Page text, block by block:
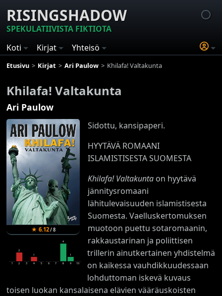
RISINGSHADOW
SPEKULATIIVISTA FIKTIOTA
Koti
Kirjat Yhteisö
Etusivu Kirjat Ari Paulow Khilafa! Valtakunta
Khilafa! Valtakunta
Ari Paulow
★ 6.12/8
1
2
2 3
1
4 5 6 7
4
8
1
9 10
Sidottu, kansipaperi.
HYYTÄVÄ ROMAANI
ISLAMISTISESTA SUOMESTA
Khilafa! Valtakunta on hyytävä
jännitysromaani
lähitulevaisuuden islamistisesta
Suomesta. Vaelluskertomuksen
muotoon puettu sotaromaanin,
rakkaustarinan ja poliittisen
trillerin ainutkertainen yhdistelmä
on kaikessa vauhdikkuudessaan
lohduttoman iskevä kuvaus
toisen luokan kansalaisena elävien vääräuskoisten